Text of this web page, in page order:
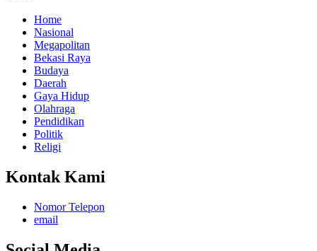
Home
Nasional
Megapolitan
Bekasi Raya
Budaya
Daerah
Gaya Hidup
Olahraga
Pendidikan
Politik
Religi
Kontak Kami
Nomor Telepon
email